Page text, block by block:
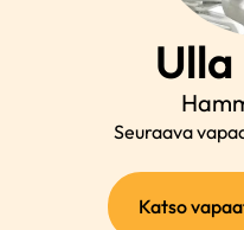
Ulla
Seuraava
Katso